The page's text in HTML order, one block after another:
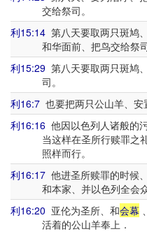
交给祭司。
利15:14 第八天要取两只斑鸠
和华面前、把鸟交给祭
利15:29 第八天要取两只斑鸠
司。
利16:7 也要把两只公山羊、安
利16:16 他因以色列人诸般的
当这样在圣所行赎罪之
照样而行。
利16:17 他进圣所赎罪的时候、
和本家、并以色列全会
利16:20 亚伦为圣所、和会幕
活着的公山羊奉上．